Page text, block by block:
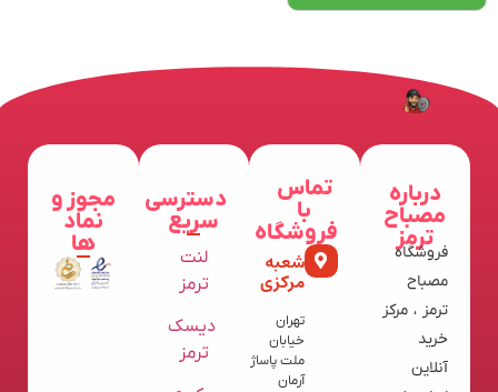
درباره
مصباح
ترمز
فروشگاه
مصباح
ترمز ، مرکز
خرید
آنلاین
تماس
با
فروشگاه
شعبه
مرکزی
تهران
خیابان
ملت پاساژ
آرمان
دسترسی
سریع
لنت
ترمز
دیسک
ترمز
مجوز و
نماد
ها